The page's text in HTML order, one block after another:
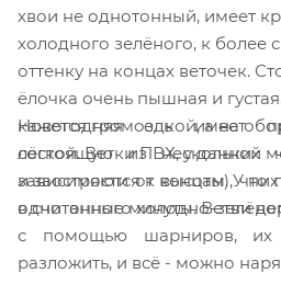
хвои не однотонный, имеет
холодного зелёного, к более
оттенку на концах веточек.
ёлочка очень пышная и
кажется громоздкой, а на
лёгкой. Ветки ПВХ, у данной
и заостряются к концам. У
однотонного холодно-
Новогодняя ель имеет
состоящую из
зависимости от высоты), что
в считанные минуты. Ветви
с помощью шарниров, их
разложить, и всё - можно